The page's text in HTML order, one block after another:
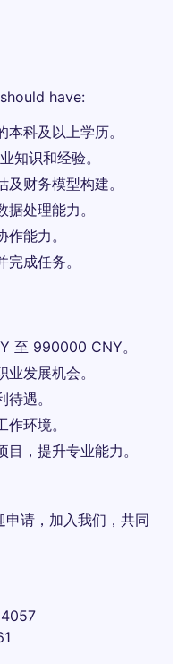
have:
科及以上学历。
知识和经验。
财务模型构建。
处理能力。
能力。
成任务。
至 990000 CNY。
发展机会。
遇。
环境。
，提升专业能力。
请，加入我们，共同